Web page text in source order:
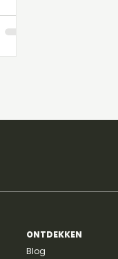
ONTDEKKEN
Blog